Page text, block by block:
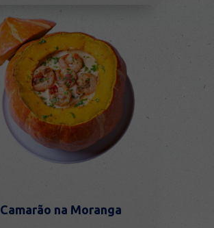
Camarão na Moranga